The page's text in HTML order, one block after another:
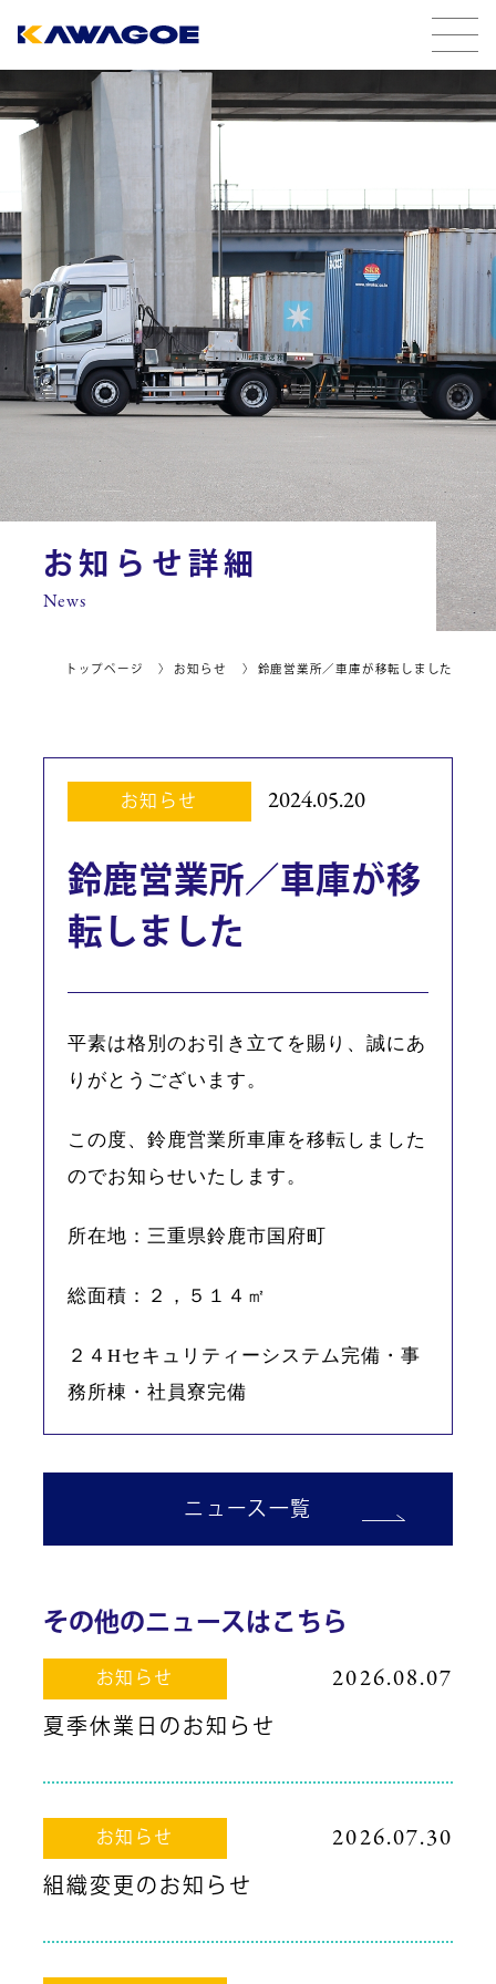
お知らせ詳細
News
トップページ お知らせ 鈴鹿営業所／車庫が移転しました
お知らせ 2024.05.20
鈴鹿営業所／車庫が移
転しました
平素は格別のお引き立てを賜り、誠にあ
りがとうございます。
この度、鈴鹿営業所車庫を移転しました
のでお知らせいたします。
所在地：三重県鈴鹿市国府町
総面積：２，５１４㎡
２４Hセキュリティーシステム完備・事
務所棟・社員寮完備
ニュース一覧
その他のニュースはこちら
お知らせ 2026.08.07
夏季休業日のお知らせ
お知らせ 2026.07.30
組織変更のお知らせ